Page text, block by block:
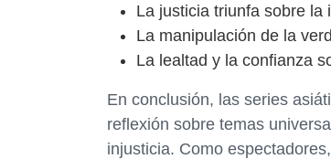
La justicia triunfa sobre la
La manipulación de la
La lealtad y la confianza
En conclusión, las series
reflexión sobre temas
injusticia. Como